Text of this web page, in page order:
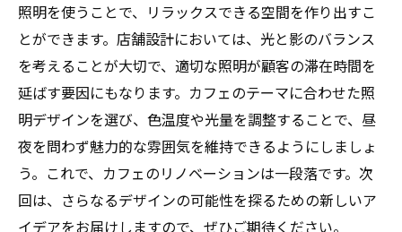
照明を使うことで、リラックスできる空間を作り出すこ
とができます。店舗設計においては、光と影のバランス
を考えることが大切で、適切な照明が顧客の滞在時間を
延ばす要因にもなります。カフェのテーマに合わせた照
明デザインを選び、色温度や光量を調整することで、昼
夜を問わず魅力的な雰囲気を維持できるようにしましょ
う。これで、カフェのリノベーションは一段落です。次
回は、さらなるデザインの可能性を探るための新しいア
イデアをお届けしますので、ぜひご期待ください。